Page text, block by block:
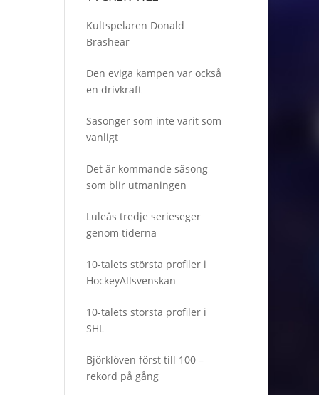
Kultspelaren Donald
Brashear
Den eviga kampen var också
en drivkraft
Säsonger som inte varit som
vanligt
Det är kommande säsong
som blir utmaningen
Luleås tredje serieseger
genom tiderna
10-talets största profiler i
HockeyAllsvenskan
10-talets största profiler i
SHL
Björklöven först till 100 –
rekord på gång